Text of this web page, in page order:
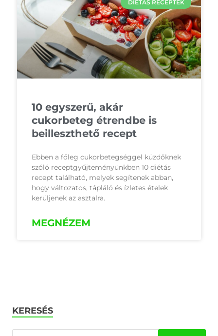
DIÉTÁS RECEPTEK
10 egyszerű, akár
cukorbeteg étrendbe is
beilleszthető recept
Ebben a főleg cukorbetegséggel küzdőknek
szóló receptgyűjteményünkben 10 diétás
recept található, melyek segítenek abban,
hogy változatos, tápláló és ízletes ételek
kerüljenek az asztalra.
MEGNÉZEM
KERESÉS